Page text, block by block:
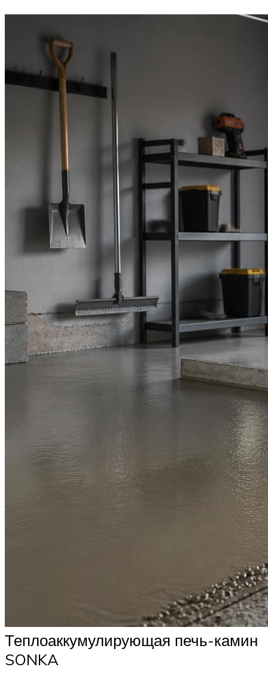
Теплоаккумулирующая печь-камин
SONKA